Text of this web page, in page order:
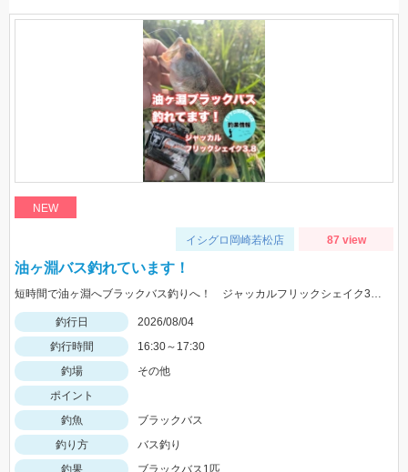
NEW
イシグロ岡崎若松店 87 view
油ヶ淵バス釣れています！
短時間で油ヶ淵へブラックバス釣りへ！ ジャッカルフリックシェイク3.8のノーシンカーワッキーでGET!
釣行日
2026/08/04
釣行時間
16:30～17:30
釣場
その他
ポイント
釣魚
ブラックバス
釣り方
バス釣り
釣果
ブラックバス1匹